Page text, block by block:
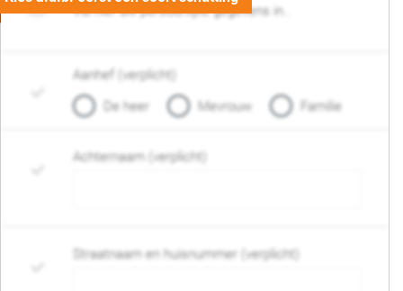
Vul hier uw persoonlijke gegevens in..
Aanhef (verplicht)
De heer
Mevrouw Familie
Achternaam (verplicht)
Straatnaam en huisnummer (verplicht)